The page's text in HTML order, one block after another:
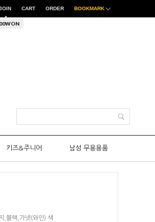
CART ORDER BOOKMARK
키즈&주니어 남성 무용용품
,블랙,가넷(와인) 색